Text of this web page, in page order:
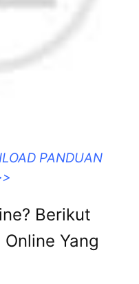
PANDUAN
Berikut
Yang